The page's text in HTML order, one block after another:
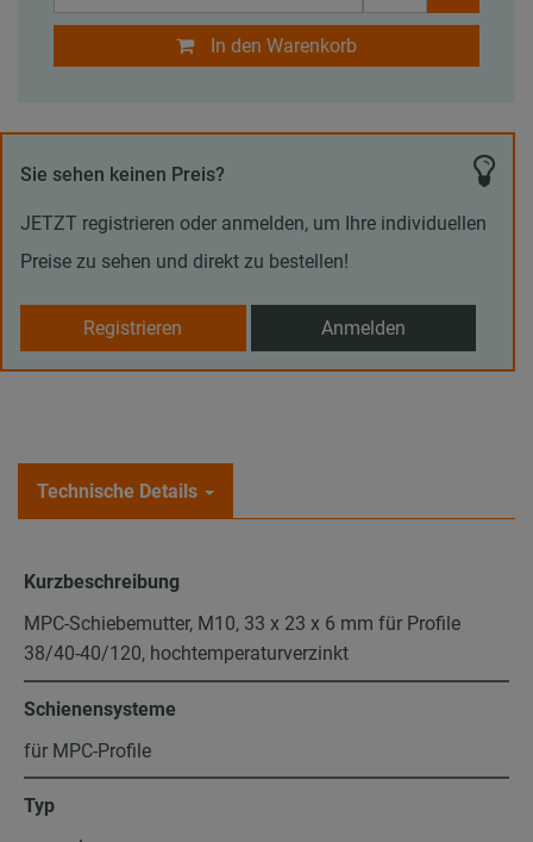
In den Warenkorb
Sie sehen keinen Preis?
JETZT registrieren oder anmelden, um Ihre individuellen
Preise zu sehen und direkt zu bestellen!
Registrieren Anmelden
Technische Details
Kurzbeschreibung
MPC-Schiebemutter, M10, 33 x 23 x 6 mm für Profile
38/40-40/120, hochtemperaturverzinkt
Schienensysteme
für MPC-Profile
Typ